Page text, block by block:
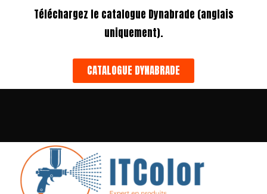
Téléchargez le catalogue Dynabrade (anglais
uniquement).
CATALOGUE DYNABRADE